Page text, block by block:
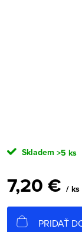
Skladem >5 ks
7,20 € / ks
cena:
PRIDAŤ